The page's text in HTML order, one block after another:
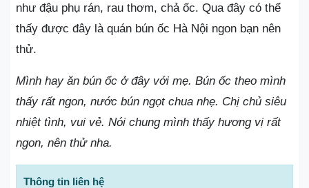
như đậu phụ rán, rau thơm, chả ốc. Qua đây có thể
thấy được đây là quán bún ốc Hà Nội ngon bạn nên
thử.
Mình hay ăn bún ốc ở đây với mẹ. Bún ốc theo mình
thấy rất ngon, nước bún ngọt chua nhẹ. Chị chủ siêu
nhiệt tình, vui vẻ. Nói chung mình thấy hương vị rất
ngon, nên thử nha.
Thông tin liên hệ